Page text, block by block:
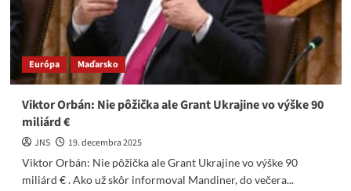
tiež
miznú
naše
miliardy
Európa Maďarsko
Viktor Orbán: Nie pôžička ale Grant Ukrajine vo výške 90
miliárd €
JNS
19. decembra 2025
Viktor Orbán: Nie pôžička ale Grant Ukrajine vo výške 90
miliárd € . Ako už skôr informoval Mandiner, do večera...